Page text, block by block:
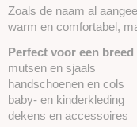
Zoals de naam al
warm en comfortabel,
Perfect voor een
mutsen en sjaals
handschoenen en cols
baby- en kinderkleding
dekens en accessoires